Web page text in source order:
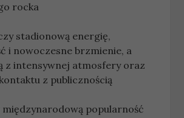
rocka
stadionową energię,
i nowoczesne brzmienie, a
z intensywnej atmosfery oraz
z publicznością
międzynarodową popularność